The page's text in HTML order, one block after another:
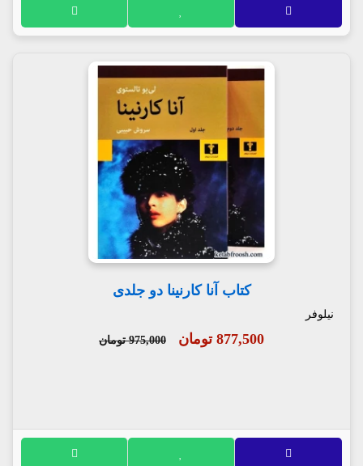
کتاب آنا کارنینا دو جلدی
نیلوفر
877,500 تومان 975,000 تومان